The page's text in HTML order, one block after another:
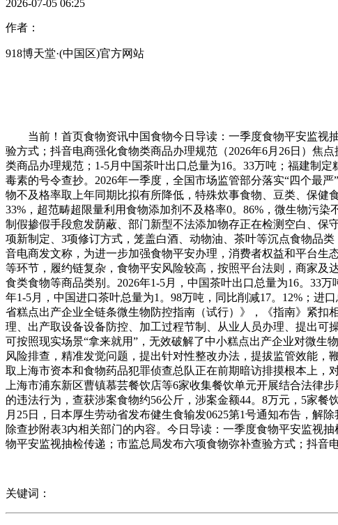
2026-07-05 06:25
作者：
918博天堂·(中国区)官方网站
当前！首页食物资讯中国食物今日导读：一季度食物平安监视
验方式；抖音电商强化食物类商品办理规范（2026年6月26日）焦
类商品办理规范；1-5月中国茶叶出口总量为16。33万吨；福建制
毒素的号令查抄。2026年一季度，全国市场监管部分落实“四个最
物不及格率取上年同期比拟有所降低，特殊炊事食物、豆类、保健
33%，超范畴超限量利用食物添加剂不及格率0。86%，微生物污
制假掺假手段愈发荫蔽、部门新型不法添加物存正在检测空白、
项新制定、3项修订方式，笼盖白酒、动物油、茶叶等沉点食物品
音电商发文称，为进一步加强食物平安办理，消费者权益和平台
等环节，履约链复杂，食物平安风险较高，按照平台法则，商家
食类食物等商品类别。2026年1-5月，中国茶叶出口总量为16。33
年1-5月，中国进口茶叶总量为1。98万吨，同比削减17。12%；进
省糕点出产企业全链条微生物防控指南（试行）》，《指南》紧
理、出产取设备设备防控、加工过程节制、从业人员办理、提出可
可按照现实场景“拿来就用”，无效破解了中小糕点出产企业对微
风险排查，精准发觉问题，提出针对性整改办法，提拔监管效能，
取上海市资本和食物药品犯罪侦查总队正在前期暗访排摸根本上，
上海市浦东新区曹镇慕芸餐饮店等6家收集餐饮单元开展结合法律
的违法行为，查获涉案食物约56公斤，涉案金额44。8万元，5家
月25日，日本厚生劳动省发布健生食输发0625第1号通知布告，解
除查抄附表3内相关部门的内容。今日导读：一季度食物平安监视
物平安监视抽检传递；市监总局发布六项食物弥补查验方式；抖音
关键词：